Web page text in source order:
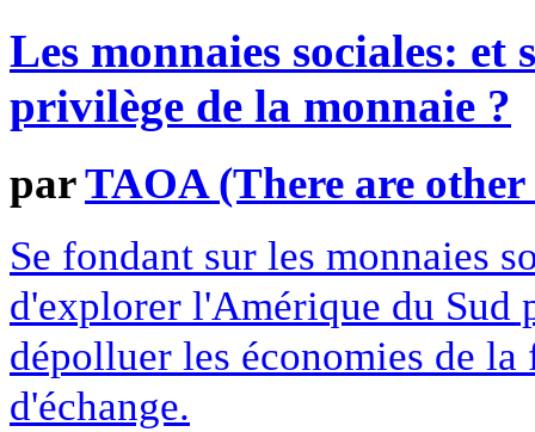
Les monnaies sociales:
privilège de la monnaie ?
parTAOA (There are
Se fondant sur les monnaies
d'explorer l'Amérique du Sud
dépolluer les économies de
d'échange.